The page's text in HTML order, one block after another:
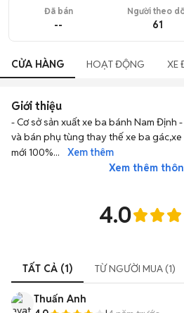
Đã bán
--
Người theo
61
CỬA HÀNG HOẠT ĐỘNG XE
Giới thiệu
- Cơ sở sản xuất xe ba bánh Nam Định
và bán phụ tùng thay thế xe ba gác,xe
mới 100%...
Xem thêm
Xem thêm
4.0
TẤT CẢ (1) TỪ NGƯỜI MUA (1)
Thuấn Anh